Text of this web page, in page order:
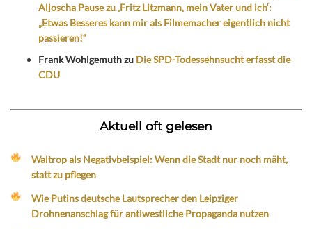
Aljoscha Pause zu ‚Fritz Litzmann, mein Vater und ich‘:
„Etwas Besseres kann mir als Filmemacher eigentlich nicht
passieren!“
Frank Wohlgemuthzu Die SPD-Todessehnsucht erfasst die
CDU
Aktuell oft gelesen
Waltrop als Negativbeispiel: Wenn die Stadt nur noch mäht,
statt zu pflegen
Wie Putins deutsche Lautsprecher den Leipziger
Drohnenanschlag für antiwestliche Propaganda nutzen